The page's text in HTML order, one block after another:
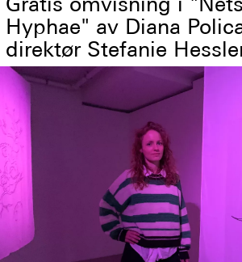
Hyphae" av Diana
direktør Stefanie